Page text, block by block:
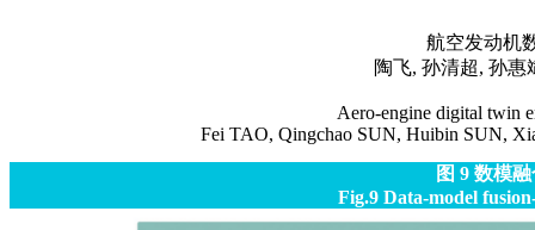
航空发动机
陶飞, 孙清超, 孙惠
Aero-engine digital twin
Fei TAO, Qingchao SUN, Huibin SUN,
图 9 数模
Fig.9 Data-model